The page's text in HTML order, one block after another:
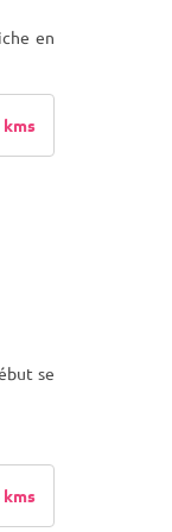
en
kms
se
kms